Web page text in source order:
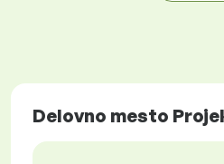
Delovno mesto